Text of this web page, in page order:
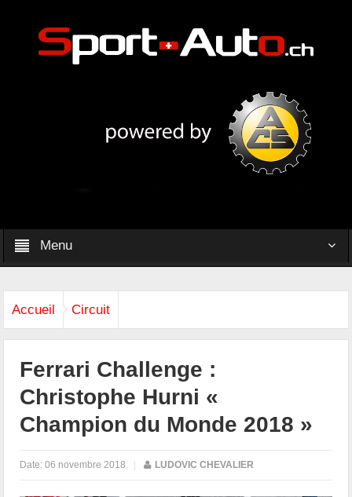
Menu
Accueil Circuit
Ferrari Challenge :
Christophe Hurni «
Champion du Monde 2018 »
Date:06 novembre 2018 | LUDOVIC CHEVALIER